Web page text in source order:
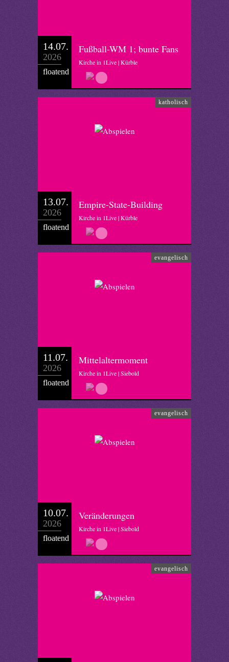
14.07.
2026
floatend
Fußball-WM 1; bunte Fans
Kirche in 1Live | Kürble
katholisch
13.07.
2026
floatend
Empire-State-Building
Kirche in 1Live | Kürble
evangelisch
11.07.
2026
floatend
Mittelaltermoment
Kirche in 1Live | Siebold
evangelisch
10.07.
2026
floatend
Veränderungen
Kirche in 1Live | Siebold
evangelisch